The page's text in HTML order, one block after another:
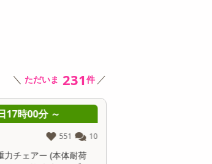
＼ ただいま 231 件 ／
17時00分 ～
301 24
レースカバーソックス